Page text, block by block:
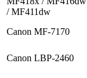
/ MF411dw
Canon MF-7170
Canon LBP-2460